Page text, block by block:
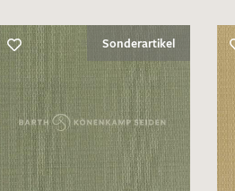
Sonderartikel